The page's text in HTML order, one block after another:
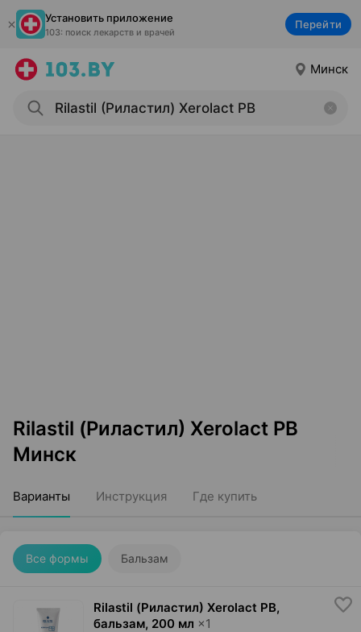
Установить приложение
103: поиск лекарств и врачей
Перейти
Минск
Rilastil (Риластил) Xerolact PB
Минск
Варианты Инструкция Где купить
Все формы Бальзам
Rilastil (Риластил) Xerolact PB,
бальзам, 200 мл ×1